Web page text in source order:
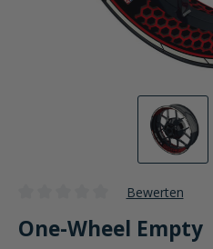
Bewerten
One-Wheel Empty